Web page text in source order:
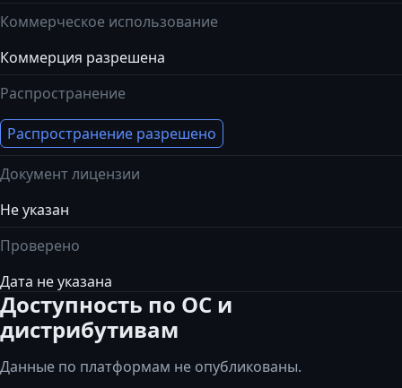
Коммерческое использование
Коммерция разрешена
Распространение
Распространение разрешено
Документ лицензии
Не указан
Проверено
Дата не указана
Доступность по ОС и
дистрибутивам
Данные по платформам не опубликованы.